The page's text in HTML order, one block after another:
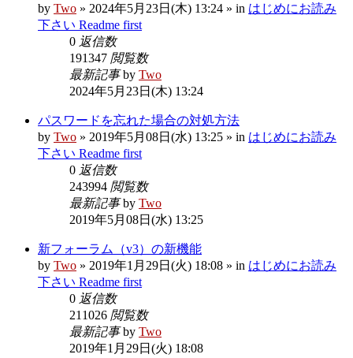
by Two » 2024年5月23日(木) 13:24 » in はじめにお読み
下さい Readme first
0 返信数
191347 閲覧数
最新記事by Two
2024年5月23日(木) 13:24
パスワードを忘れた場合の対処方法
by Two » 2019年5月08日(水) 13:25 » in はじめにお読み
下さい Readme first
0 返信数
243994 閲覧数
最新記事by Two
2019年5月08日(水) 13:25
新フォーラム（v3）の新機能
by Two » 2019年1月29日(火) 18:08 » in はじめにお読み
下さい Readme first
0 返信数
211026 閲覧数
最新記事by Two
2019年1月29日(火) 18:08